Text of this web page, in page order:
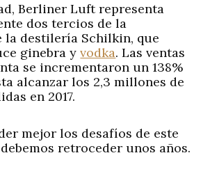
Berliner Luft representa
dos tercios de la
la destilería Schilkin, que
ginebra yvodka. Las ventas
se incrementaron un 138%
alcanzar los 2,3 millones de
en 2017.
mejor los desafíos de este
retroceder unos años.